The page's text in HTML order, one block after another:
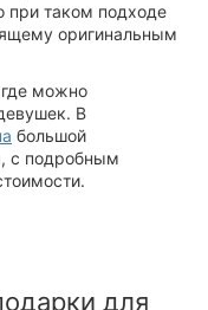
при таком подходе
оригинальным
где можно
В
большой
с подробным
для